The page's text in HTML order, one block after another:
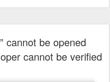
cannot be opened
cannot be verified